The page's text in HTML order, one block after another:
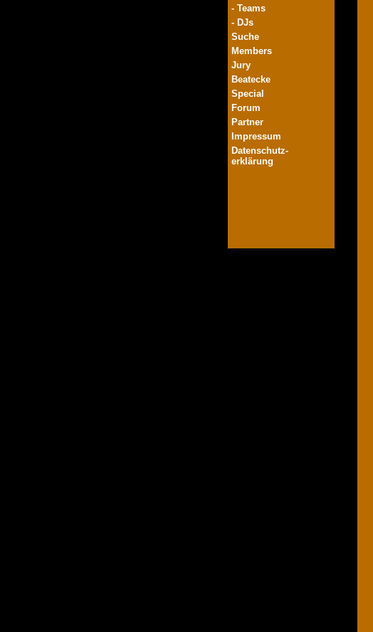
- Teams
- DJs
Suche
Members
Jury
Beatecke
Special
Forum
Partner
Impressum
Datenschutz-
erklärung